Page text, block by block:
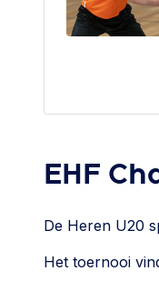
EHF
De Heren U20
Het toernooi